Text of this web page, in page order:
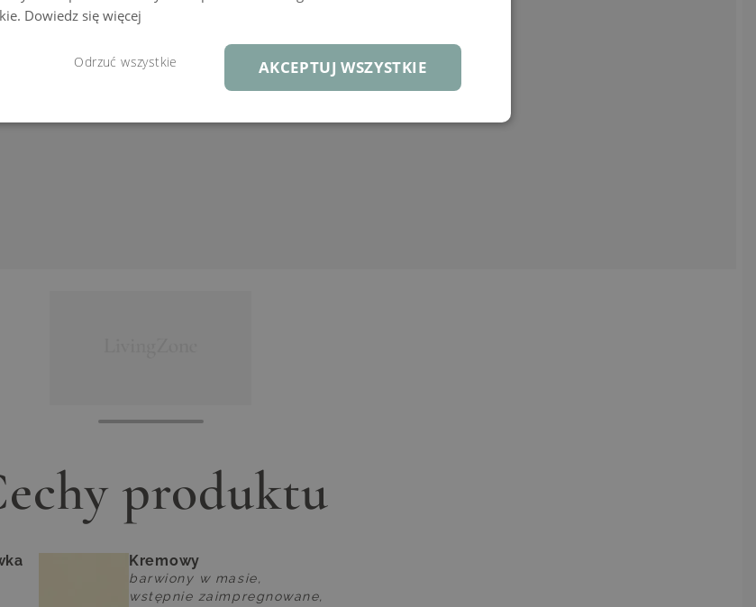
produktu
Kremowy
barwiony w masie,
wstępnie zaimpregnowane,
Dowiedz się więcej
AKCEPTUJ WSZYSTKIE
Odrzuć wszystkie